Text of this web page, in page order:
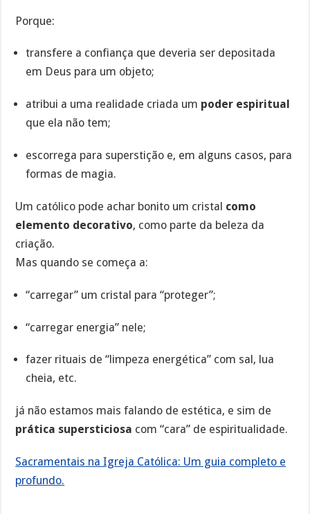
Porque:
transfere a confiança que deveria ser depositada
em Deus para um objeto;
atribui a uma realidade criada um poder espiritual
que ela não tem;
escorrega para superstição e, em alguns casos, para
formas de magia.
Um católico pode achar bonito um cristal como
elemento decorativo, como parte da beleza da
criação.
Mas quando se começa a:
“carregar” um cristal para “proteger”;
“carregar energia” nele;
fazer rituais de “limpeza energética” com sal, lua
cheia, etc.
já não estamos mais falando de estética, e sim de
prática supersticiosa com “cara” de espiritualidade.
Sacramentais na Igreja Católica: Um guia completo e
profundo.